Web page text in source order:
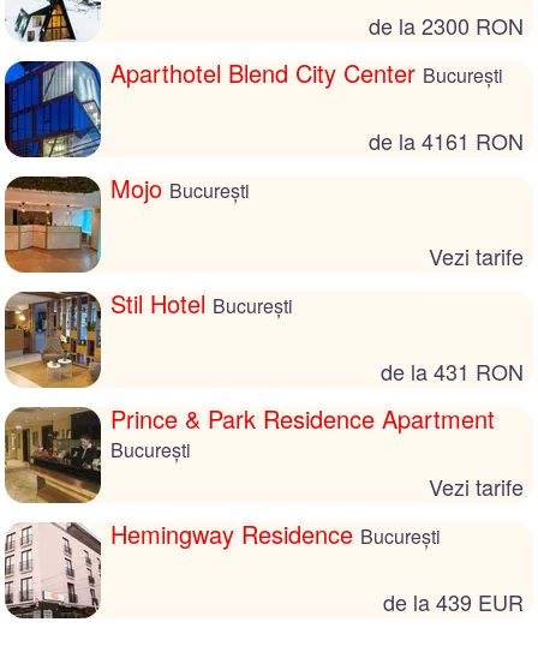
de la 2300 RON
Aparthotel Blend City Center București
de la 4161 RON
Mojo București
Vezi tarife
Stil Hotel București
de la 431 RON
Prince & Park Residence Apartment
București
Vezi tarife
Hemingway Residence București
de la 439 EUR